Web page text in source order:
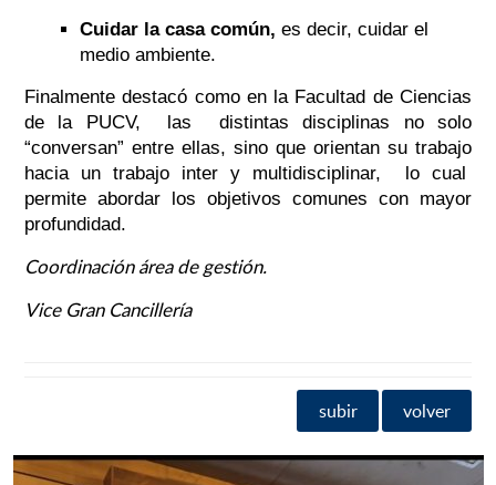
Cuidar la casa común, es decir, cuidar el
medio ambiente.
Finalmente destacó como en la Facultad de Ciencias
de la PUCV,
las distintas disciplinas no solo
“conversan” entre ellas, sino que orientan su trabajo
hacia un trabajo inter y multidisciplinar, lo cual
permite abordar los objetivos comunes con mayor
profundidad.
Coordinación área de gestión.
Vice Gran Cancillería
subir volver